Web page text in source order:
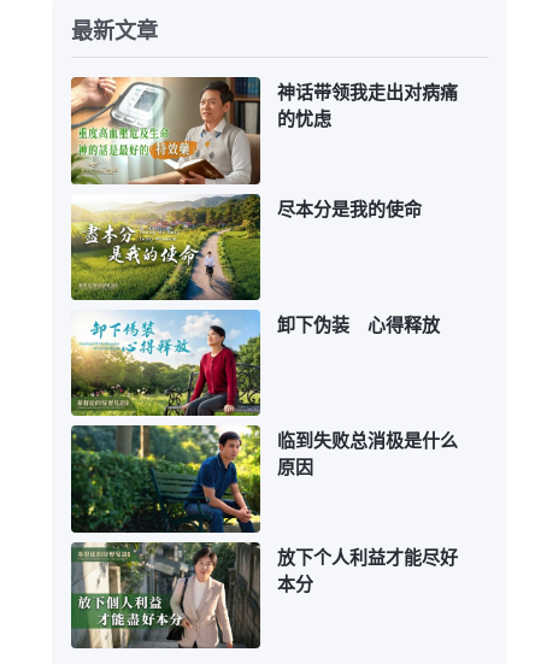
最新文章
神话带领我走出对病痛
的忧虑
尽本分是我的使命
卸下伪装 心得释放
临到失败总消极是什么
原因
放下个人利益才能尽好
本分